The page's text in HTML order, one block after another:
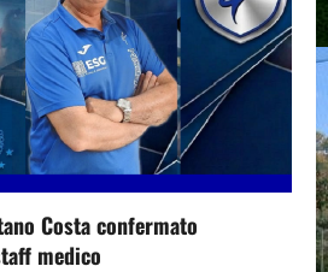
Costa confermato
medico